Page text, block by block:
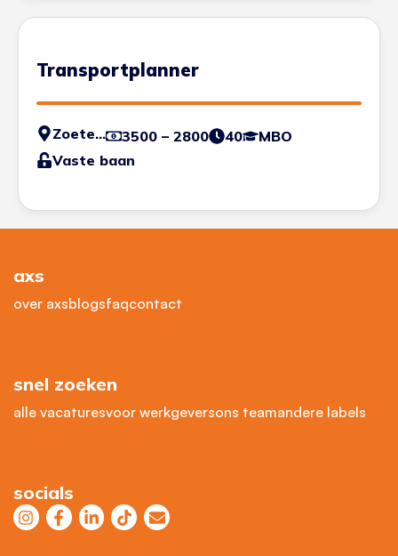
Transportplanner
Zoetermeer 3500 – 2800 40
MBO
Vaste baan
axs
over axsblogsfaqcontact
snel zoeken
alle vacaturesvoor werkgeversons teamandere labels
socials